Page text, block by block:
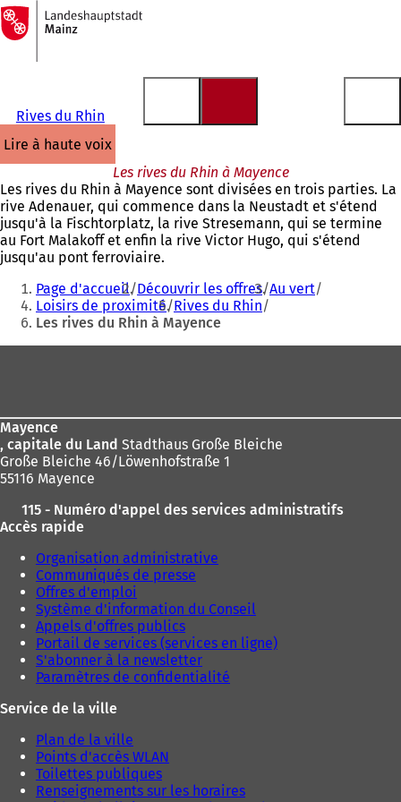
Accéder au contenu
Vers
la
page
d'accueil
Rives du Rhin
lire à haute voix
Les rives du Rhin à Mayence
Les rives du Rhin à Mayence sont divisées en trois parties. La
rive Adenauer, qui commence dans la Neustadt et s'étend
jusqu'à la Fischtorplatz, la rive Stresemann, qui se termine
au Fort Malakoff et enfin la rive Victor Hugo, qui s'étend
jusqu'au pont ferroviaire.
Vous
êtes
ici
:
Page d'accueil Découvrir les offres Au vert
Loisirs de proximité Rives du Rhin
Les rives du Rhin à Mayence
Mayence
, capitale du Land Stadthaus Große Bleiche
Große Bleiche 46/Löwenhofstraße 1
55116 Mayence
115 - Numéro d'appel des services administratifs
Accès rapide
Organisation administrative
Communiqués de presse
Offres d'emploi
Système d'information du Conseil
Appels d'offres publics
Portail de services (services en ligne)
S'abonner à la newsletter
Paramètres de confidentialité
Service de la ville
Plan de la ville
Points d'accès WLAN
Toilettes publiques
Renseignements sur les horaires